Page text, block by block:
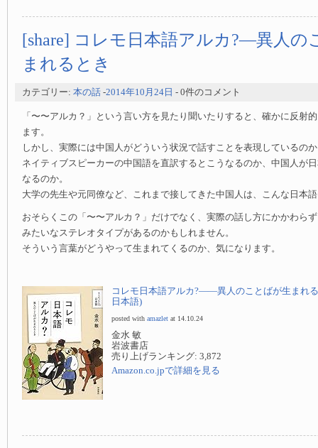
[share] コレモ日本語アルカ?—異人の
まれるとき
カテゴリー: 本の話 -2014年10月24日 - 0件のコメント
「〜〜アルカ？」という言い方を見たり聞いたりすると、確かに反射
ます。
しかし、実際には中国人がどういう状況で話すことを表現しているの
ネイティブスピーカーの中国語を直訳するとこうなるのか、中国人が
なるのか。
大学の先生や元同僚など、これまで接してきた中国人は、こんな日本
おそらくこの「〜〜アルカ？」だけでなく、実際の話し方にかかわら
みたいなステレオタイプがあるのかもしれません。
そういう言葉がどうやって生まれてくるのか、気になります。
コレモ日本語アルカ?——異人のことばが生まれ
日本語)
posted with amazlet at 14.10.24
金水 敏
岩波書店
売り上げランキング: 3,872
Amazon.co.jpで詳細を見る